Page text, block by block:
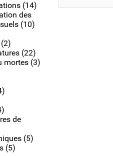
(14)
des
(10)
(22)
mortes (3)
de
(5)
(5)